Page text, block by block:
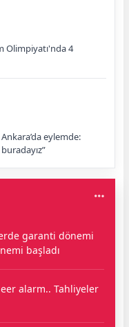
Olimpiyatı'nda 4
eylemde:
garanti dönemi
başladı
alarm.. Tahliyeler